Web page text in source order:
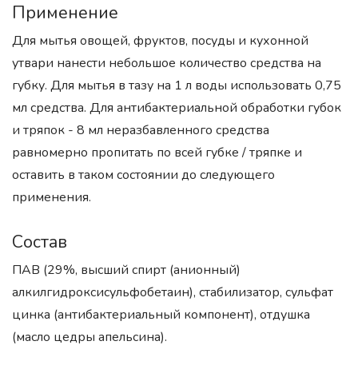
Применение
Для мытья овощей, фруктов, посуды и кухонной
утвари нанести небольшое количество средства на
губку. Для мытья в тазу на 1 л воды использовать 0,75
мл средства. Для антибактериальной обработки губок
и тряпок - 8 мл неразбавленного средства
равномерно пропитать по всей губке / тряпке и
оставить в таком состоянии до следующего
применения.
Состав
ПАВ (29%, высший спирт (анионный)
алкилгидроксисульфобетаин), стабилизатор, сульфат
цинка (антибактериальный компонент), отдушка
(масло цедры апельсина).